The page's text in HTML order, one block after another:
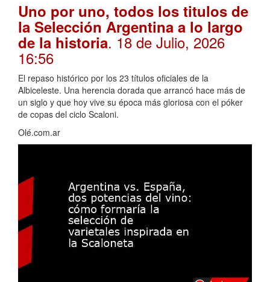
Uno por uno, todos los titulos de
la Selección Argentina a lo largo
de la historia. 18 de Julio, 2026
16:56
El repaso histórico por los 23 títulos oficiales de la
Albiceleste. Una herencia dorada que arrancó hace más de
un siglo y que hoy vive su época más gloriosa con el póker
de copas del ciclo Scaloni.
Olé.com.ar